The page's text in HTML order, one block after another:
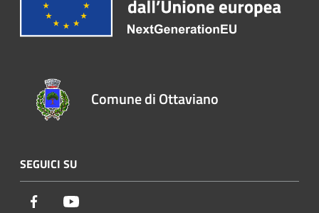
Comune di Ottaviano
SEGUICI SU
Facebook